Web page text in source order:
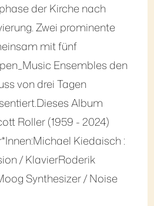
der Kirche nach
Zwei prominente
mit fünf
Ensembles den
von drei Tagen
Album
Roller (1959 - 2024)
Kiedaisch :
/ KlavierRoderik
Synthesizer / Noise